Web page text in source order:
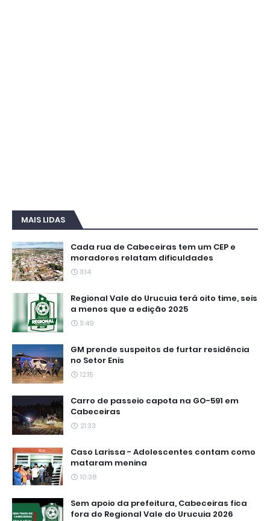
MAIS LIDAS
Cada rua de Cabeceiras tem um CEP e
moradores relatam dificuldades
11:14
Regional Vale do Urucuia terá oito time, seis
a menos que a edição 2025
11:49
GM prende suspeitos de furtar residência
no Setor Enis
12:15
Carro de passeio capota na GO-591 em
Cabeceiras
21:33
Caso Larissa - Adolescentes contam como
mataram menina
10:38
Sem apoio da prefeitura, Cabeceiras fica
fora do Regional Vale do Urucuia 2026